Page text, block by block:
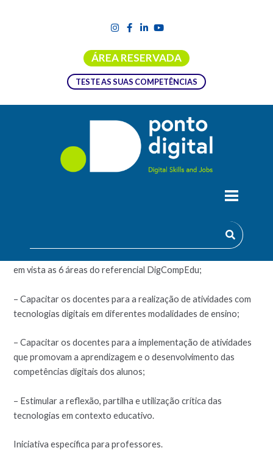
ÁREA RESERVADA
TESTE AS SUAS COMPETÊNCIAS
CAPACITAÇÃO DIGITAL NÍVEL 2
em vista as 6 áreas do referencial DigCompEdu;
– Capacitar os docentes para a realização de atividades com
tecnologias digitais em diferentes modalidades de ensino;
– Capacitar os docentes para a implementação de atividades
que promovam a aprendizagem e o desenvolvimento das
competências digitais dos alunos;
– Estimular a reflexão, partilha e utilização crítica das
tecnologias em contexto educativo.
Iniciativa específica para professores.